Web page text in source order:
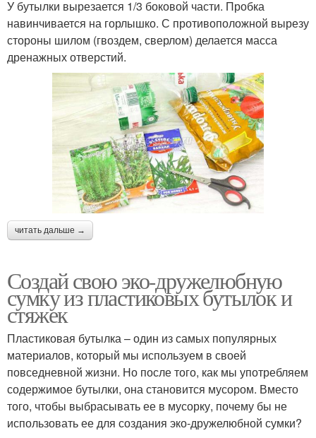
У бутылки вырезается 1/3 боковой части. Пробка
навинчивается на горлышко. С противоположной вырезу
стороны шилом (гвоздем, сверлом) делается масса
дренажных отверстий.
читать дальше →
Создай свою эко-дружелюбную
сумку из пластиковых бутылок и
стяжек
Пластиковая бутылка – один из самых популярных
материалов, который мы используем в своей
повседневной жизни. Но после того, как мы употребляем
содержимое бутылки, она становится мусором. Вместо
того, чтобы выбрасывать ее в мусорку, почему бы не
использовать ее для создания эко-дружелюбной сумки?